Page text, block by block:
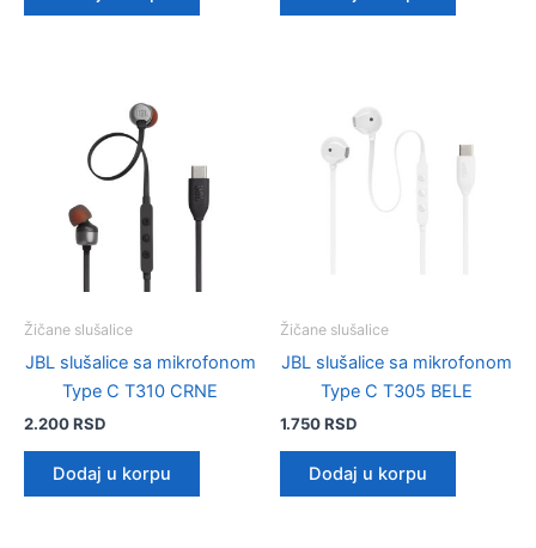
Žičane slušalice
JBL slušalice sa mikrofonom
Type C T310 CRNE
2.200RSD
Dodaj u korpu
Žičane slušalice
JBL slušalice sa mikrofonom
Type C T305 BELE
1.750RSD
Dodaj u korpu